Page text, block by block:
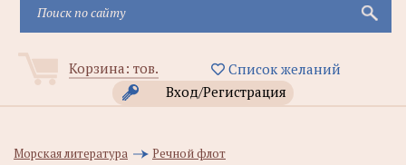
Корзина: тов.
Список желаний
Вход/Регистрация
Морская литература Речной флот